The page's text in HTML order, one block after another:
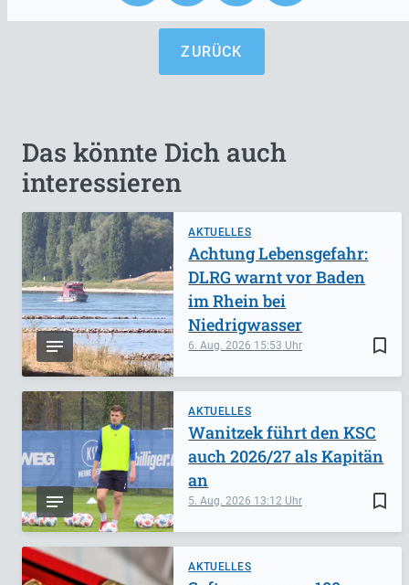
ZURÜCK
Das könnte Dich auch
interessieren
AKTUELLES
bookmark_border
6. Aug. 2026 15:53
Achtung Lebensgefahr:
DLRG warnt vor Baden
im Rhein bei
Niedrigwasser
AKTUELLES
bookmark_border
5. Aug. 2026 13:12
Wanitzek führt den KSC
auch 2026/27 als Kapitän
an
AKTUELLES